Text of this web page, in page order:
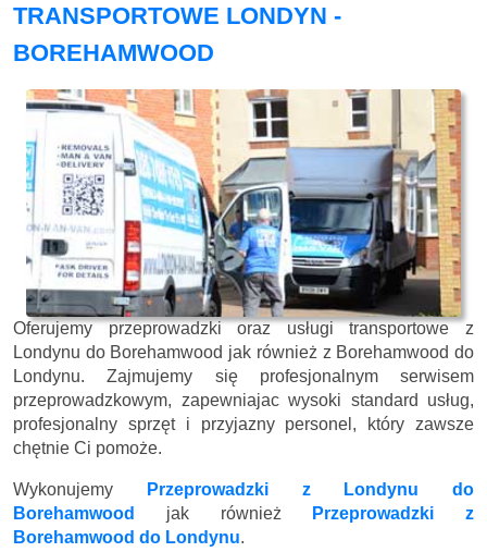
TRANSPORTOWE LONDYN -
BOREHAMWOOD
Oferujemy przeprowadzki oraz usługi transportowe z
Londynu do Borehamwood jak również z Borehamwood do
Londynu. Zajmujemy się profesjonalnym serwisem
przeprowadzkowym, zapewniajac wysoki standard usług,
profesjonalny sprzęt i przyjazny personel, który zawsze
chętnie Ci pomoże.
Wykonujemy
Przeprowadzki z Londynu do
Borehamwood
jak również
Przeprowadzki z
Borehamwood do Londynu.